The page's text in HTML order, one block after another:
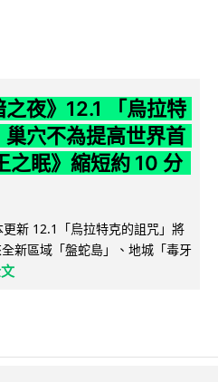
之夜》12.1 「烏拉特
穴不為提高世界首
之眠》縮短約 10 分
更新 12.1「烏拉特克的詛咒」將
新區域「盤蛇島」、地城「毒牙